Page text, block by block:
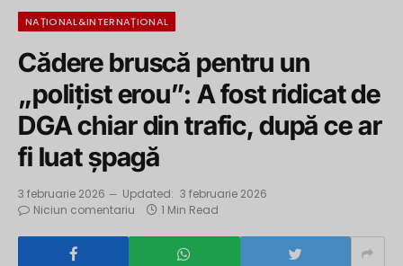
NAȚIONAL&INTERNAȚIONAL
Cădere bruscă pentru un
„polițist erou”: A fost ridicat de
DGA chiar din trafic, după ce ar
fi luat șpagă
3 februarie 2026 Updated: 3 februarie 2026
Niciun comentariu
1 Min Read